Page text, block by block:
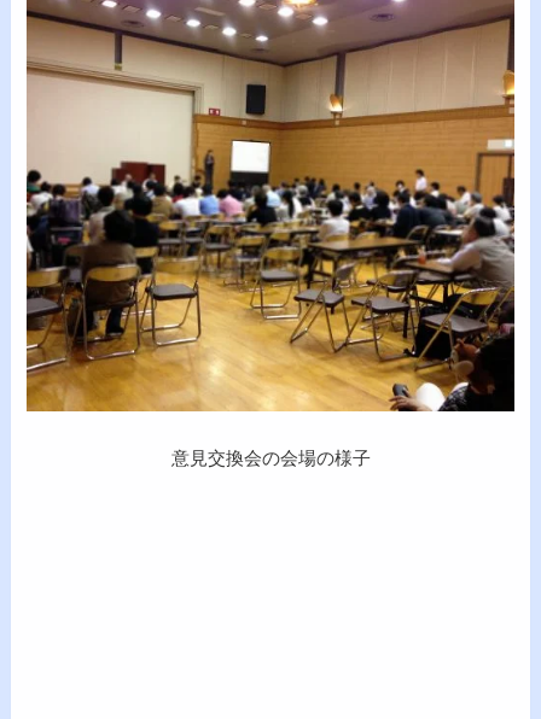
意見交換会の会場の様子